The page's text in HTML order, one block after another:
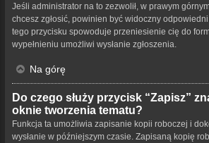
Jeśli administrator na to zezwolił, w prawym
chcesz zgłosić, powinien być widoczny
tego przycisku spowoduje przeniesienie cię do
wypełnieniu umożliwi wysłanie zgłoszenia.
Na górę
Do czego służy przycisk “Zapisz”
oknie tworzenia tematu?
Funkcja ta umożliwia zapisanie kopii roboczej i
wysłanie w późniejszym czasie. Zapisaną kopię